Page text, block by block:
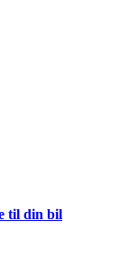
til din bil